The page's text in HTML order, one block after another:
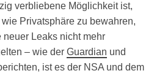
verbliebene Möglichkeit ist,
Privatsphäre zu bewahren,
Leaks nicht mehr
– wie der Guardian und
ist es der NSA und dem